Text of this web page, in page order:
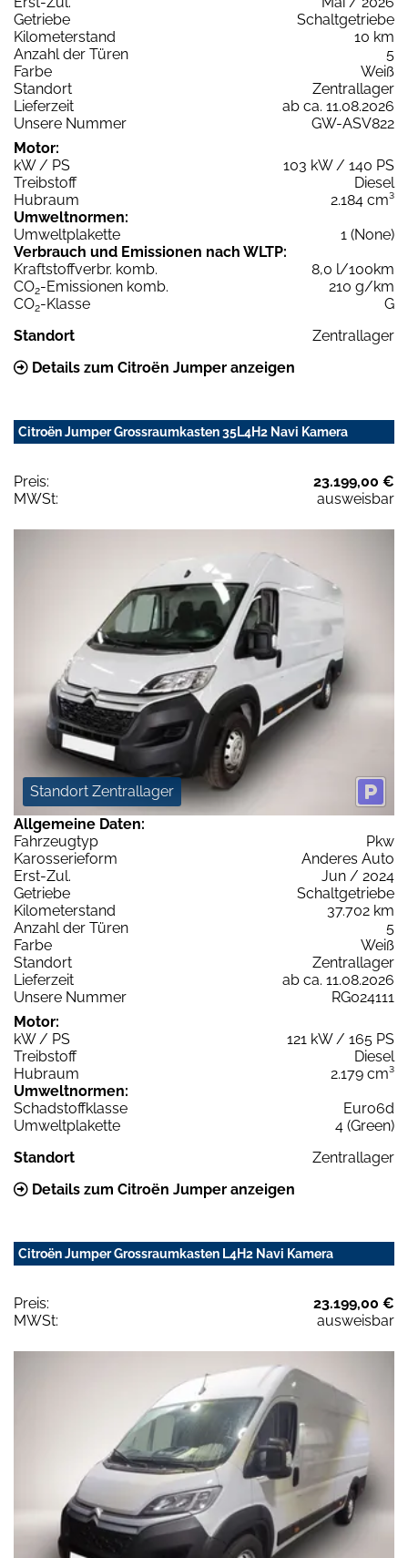
Getriebe
Schaltgetriebe
Kilometerstand
10 km
Anzahl der Türen
5
Farbe
Weiß
Standort
Zentrallager
Lieferzeit
ab ca. 11.08.2026
Unsere Nummer
GW-ASV822
Motor:
kW / PS
103 kW / 140 PS
Treibstoff
Diesel
Hubraum
2.184 cm³
Umweltnormen:
Umweltplakette
1 (None)
Verbrauch und Emissionen nach WLTP:
Kraftstoffverbr. komb.
8,0 l/100km
CO2-Emissionen komb.
210 g/km
CO2-Klasse
G
Standort
Zentrallager
Details zum Citroën Jumper anzeigen
Citroën Jumper Grossraumkasten 35L4H2 Navi Kamera
Preis:
23.199,00 €
MWSt:
ausweisbar
Standort Zentrallager
Allgemeine Daten:
Fahrzeugtyp
Pkw
Karosserieform
Anderes Auto
Erst-Zul.
Jun / 2024
Getriebe
Schaltgetriebe
Kilometerstand
37.702 km
Anzahl der Türen
5
Farbe
Weiß
Standort
Zentrallager
Lieferzeit
ab ca. 11.08.2026
Unsere Nummer
RG024111
Motor:
kW / PS
121 kW / 165 PS
Treibstoff
Diesel
Hubraum
2.179 cm³
Umweltnormen:
Schadstoffklasse
Euro6d
Umweltplakette
4 (Green)
Standort
Zentrallager
Details zum Citroën Jumper anzeigen
Citroën Jumper Grossraumkasten L4H2 Navi Kamera
Preis:
23.199,00 €
MWSt:
ausweisbar